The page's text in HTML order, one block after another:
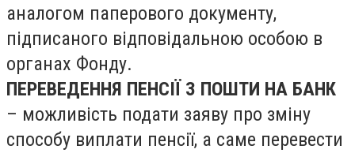
аналогом паперового документу,
підписаного відповідальною особою в
органах Фонду.
ПЕРЕВЕДЕННЯ ПЕНСІЇ З ПОШТИ НА БАНК
– можливість подати заяву про зміну
способу виплати пенсії, а саме перевести